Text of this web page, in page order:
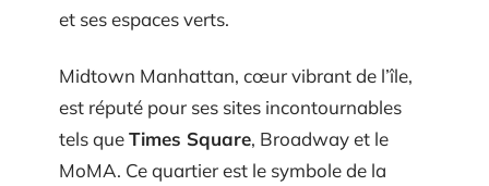
et ses espaces verts.
Midtown Manhattan, cœur vibrant de l’île,
est réputé pour ses sites incontournables
tels queTimes Square, Broadway et le
MoMA. Ce quartier est le symbole de la